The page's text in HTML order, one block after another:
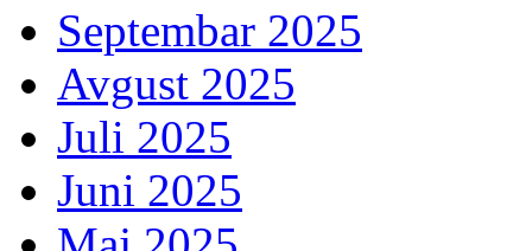
Septembar 2025
Avgust 2025
Juli 2025
Juni 2025